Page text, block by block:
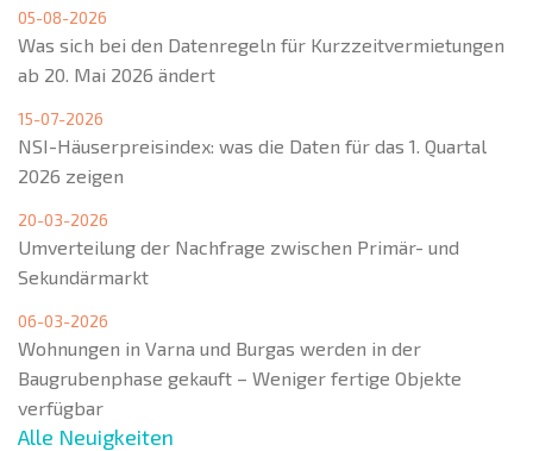
05-08-2026
Was sich bei den Datenregeln für Kurzzeitvermietungen
ab 20. Mai 2026 ändert
15-07-2026
NSI-Häuserpreisindex: was die Daten für das 1. Quartal
2026 zeigen
20-03-2026
Umverteilung der Nachfrage zwischen Primär- und
Sekundärmarkt
06-03-2026
Wohnungen in Varna und Burgas werden in der
Baugrubenphase gekauft – Weniger fertige Objekte
verfügbar
Alle Neuigkeiten